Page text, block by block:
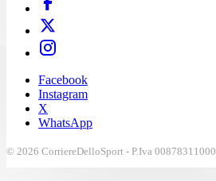
Facebook
Instagram
X
WhatsApp
© 2026 CorriereDelloSport - P.Iva 00878311000